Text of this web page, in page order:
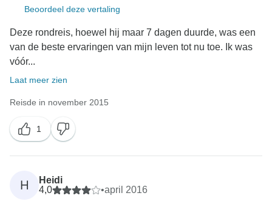
Beoordeel deze vertaling
Deze rondreis, hoewel hij maar 7 dagen duurde, was een
van de beste ervaringen van mijn leven tot nu toe. Ik was
vóór...
Laat meer zien
Reisde in november 2015
1
H
Heidi
4,0
•april 2016